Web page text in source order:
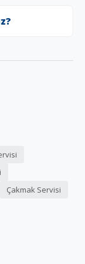
Çakmak Servisi